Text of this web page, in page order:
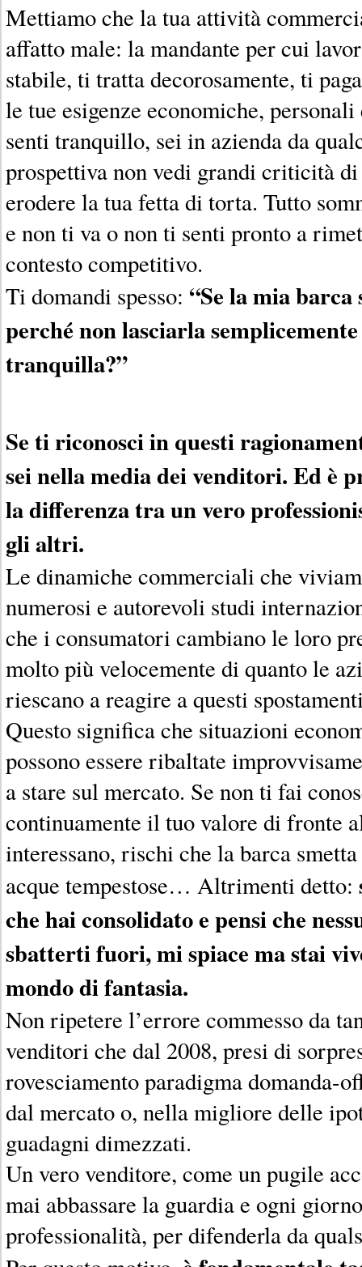
Mettiamo che la tua attività
affatto male: la mandante per cui
stabile, ti tratta decorosamente, ti
le tue esigenze economiche,
senti tranquillo, sei in azienda da
prospettiva non vedi grandi criticità di
erodere la tua fetta di torta. Tutto
e non ti va o non ti senti pronto a
contesto competitivo.
Ti domandi spesso: “Se la mia
perché non lasciarla
tranquilla?”
Se ti riconosci in questi
sei nella media dei venditori. Ed è
la differenza tra un vero
gli altri.
Le dinamiche commerciali che
numerosi e autorevoli studi
che i consumatori cambiano le loro
molto più velocemente di quanto le
riescano a reagire a questi
Questo significa che situazioni
possono essere ribaltate
a stare sul mercato. Se non ti fai
continuamente il tuo valore di fronte
interessano, rischi che la barca
acque tempestose… Altrimenti detto:
che hai consolidato e pensi che
sbatterti fuori, mi spiace ma stai
mondo di fantasia.
Non ripetere l’errore commesso da
venditori che dal 2008, presi di
rovesciamento paradigma domanda-
dal mercato o, nella migliore delle
guadagni dimezzati.
Un vero venditore, come un pugile
mai abbassare la guardia e ogni
professionalità, per difenderla da